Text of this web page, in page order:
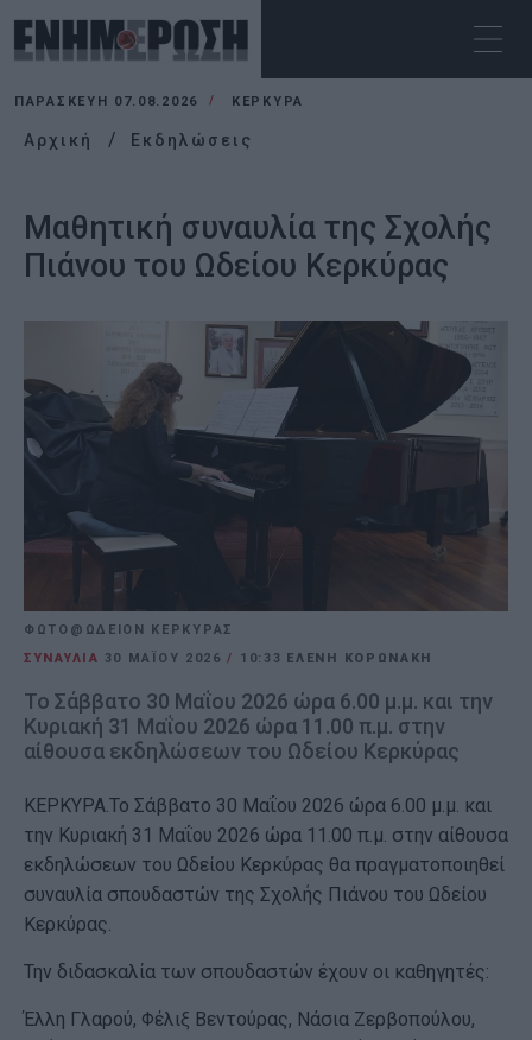
ΠΑΡΑΣΚΕΥΉ 07.08.2026 ΚΕΡΚΥΡΑ
Αρχική Εκδηλώσεις
Μαθητική συναυλία της Σχολής
Πιάνου του Ωδείου Κερκύρας
ΦΩΤΟ@ΩΔΕΙΟΝ ΚΕΡΚΥΡΑΣ
ΣΥΝΑΥΛΙΑ 30 ΜΑΪ́ΟΥ 2026/ 10:33 ΕΛΕΝΗ ΚΟΡΩΝΑΚΗ
Το Σάββατο 30 Μαΐου 2026 ώρα 6.00 μ.μ. και την
Κυριακή 31 Μαΐου 2026 ώρα 11.00 π.μ. στην
αίθουσα εκδηλώσεων του Ωδείου Κερκύρας
ΚΕΡΚΥΡΑ.Το Σάββατο 30 Μαΐου 2026 ώρα 6.00 μ.μ. και
την Κυριακή 31 Μαΐου 2026 ώρα 11.00 π.μ. στην αίθουσα
εκδηλώσεων του Ωδείου Κερκύρας θα πραγματοποιηθεί
συναυλία σπουδαστών της Σχολής Πιάνου του Ωδείου
Κερκύρας.
Την διδασκαλία των σπουδαστών έχουν οι καθηγητές:
Έλλη Γλαρού, Φέλιξ Βεντούρας, Νάσια Ζερβοπούλου,